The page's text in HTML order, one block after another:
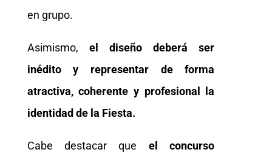
en grupo.
Asimismo, el diseño deberá ser
inédito y representar de forma
atractiva, coherente y profesional la
identidad de la Fiesta.
Cabe destacar que el concurso